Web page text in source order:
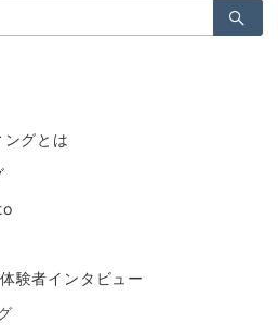
グとは
験者インタビュー